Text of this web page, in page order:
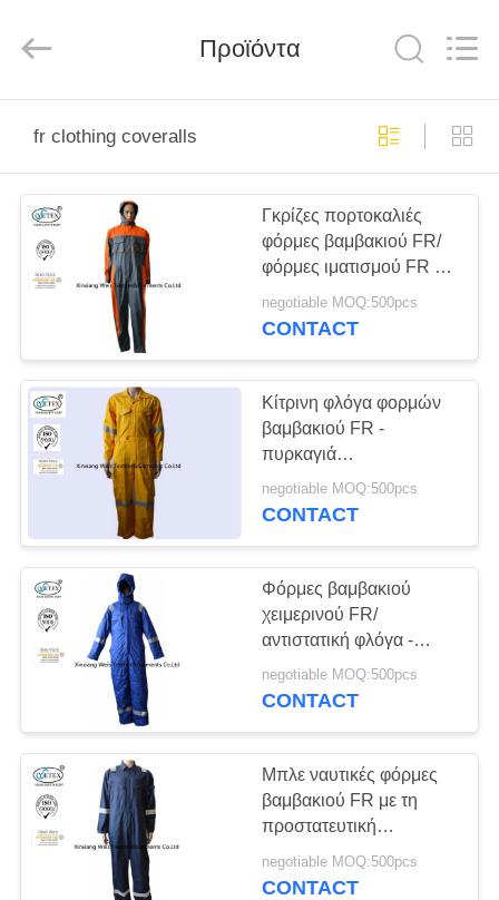
ΠΡΟΪΌΝΤΑ
ΠΕΡΊΠΟΥ
ΕΜΕΊΣ
ΓΎΡΟΣ
ΕΡΓΟΣΤΑΣΊΩΝ
ΠΟΙΟΤΙΚΌΣ
ΈΛΕΓΧΟΣ
ΜΑΣ
ΕΛΆΤΕ
ΣΕ
ΕΠΑΦΉ
ΜΕ
ΖΗΤΉΣΤΕ
ΈΝΑ
ΑΠΌΣΠΑΣΜΑ
Co.Ltd.
Προϊόντα
fr clothing coveralls
Γκρίζες πορτοκαλιές
φόρμες βαμβακιού FR/
φόρμες ιματισμού FR με
το αναπνεύσιμο βαμβάκι
NFPA 2112 κουκουλών
negotiable MOQ:500pcs
CONTACT
Κίτρινη φλόγα φορμών
βαμβακιού FR -
πυρκαγιά
καθυστερούντω/αερίου
ελαίου - ενδύματα
negotiable MOQ:500pcs
CONTACT
Φόρμες βαμβακιού
χειμερινού FR/
αντιστατική φλόγα -
φόρμες καθυστερούντω
με την αντανακλαστική
negotiable MOQ:500pcs
CONTACT
Μπλε ναυτικές φόρμες
βαμβακιού FR με τη
προστατευτική
ενδυμασία Nfpa 2112
ανακλαστήρων
negotiable MOQ:500pcs
CONTACT